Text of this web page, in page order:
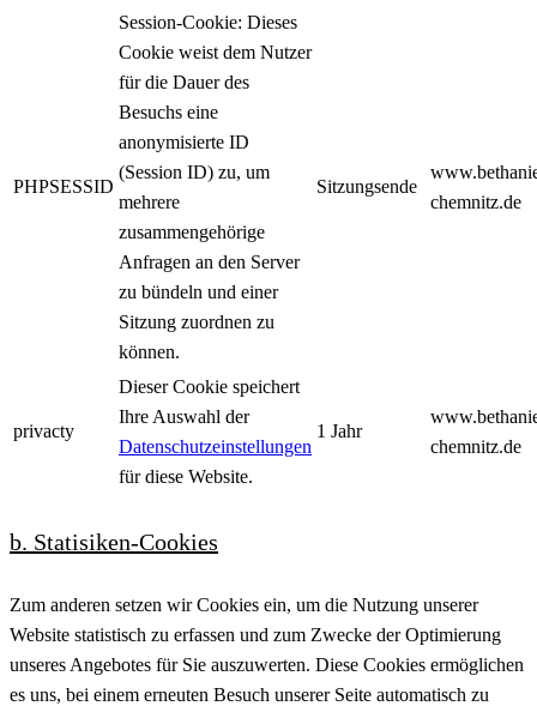
PHPSESSID
Session-Cookie: Dieses
Cookie weist dem Nutzer
für die Dauer des
Besuchs eine
anonymisierte ID
(Session ID) zu, um
mehrere
zusammengehörige
Anfragen an den Server
zu bündeln und einer
Sitzung zuordnen zu
können.
Sitzungsende
chemnitz.de
privacty
Dieser Cookie speichert
Ihre Auswahl der
Datenschutzeinstellungen
für diese Website.
1 Jahr
chemnitz.de
b. Statisiken-Cookies
Zum anderen setzen wir Cookies ein, um die Nutzung unserer
Website statistisch zu erfassen und zum Zwecke der Optimierung
unseres Angebotes für Sie auszuwerten. Diese Cookies ermöglichen
es uns, bei einem erneuten Besuch unserer Seite automatisch zu